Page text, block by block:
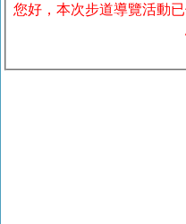
您好，本次步道導覽活動